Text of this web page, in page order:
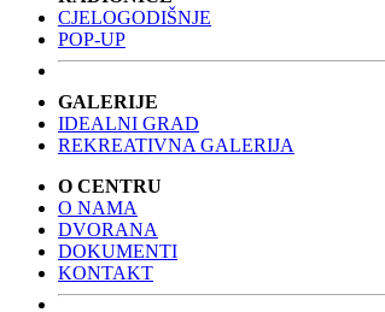
CJELOGODIŠNJE
POP-UP
GALERIJE
IDEALNI GRAD
REKREATIVNA GALERIJA
O CENTRU
O NAMA
DVORANA
DOKUMENTI
KONTAKT